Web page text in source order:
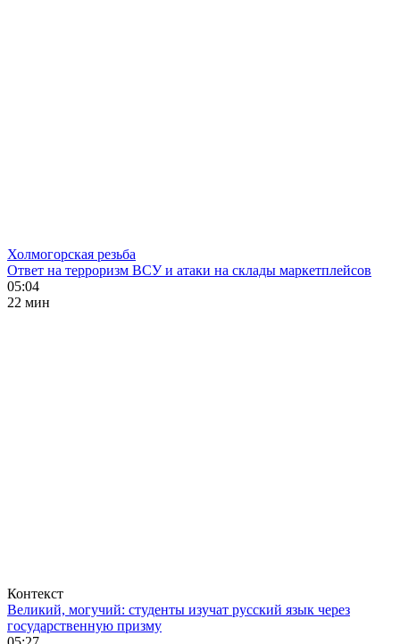
Холмогорская резьба
Ответ на терроризм ВСУ и атаки на склады маркетплейсов
05:04
22 мин
Контекст
Великий, могучий: студенты изучат русский язык через
государственную призму